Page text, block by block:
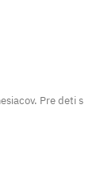
Pre deti s